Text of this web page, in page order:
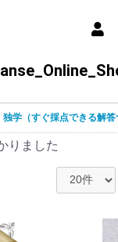
独学（すぐ採点できる解答
りました